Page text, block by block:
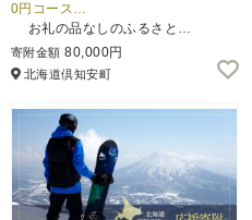
0円コース…
お礼の品なしのふるさと…
寄附金額 80,000円
北海道倶知安町